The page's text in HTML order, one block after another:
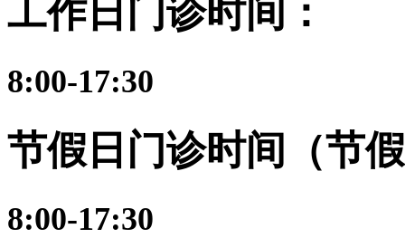
工作日门诊时间：
8:00-17:30
节假日门诊时间（节
8:00-17:30